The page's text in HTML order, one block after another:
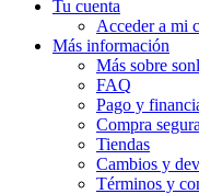
Tu cuenta
Acceder a mi
Más información
Más sobre
FAQ
Pago y
Compra segura
Tiendas
Cambios y
Términos y